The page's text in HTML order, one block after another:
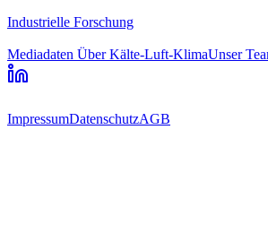
Industrielle Forschung
Mediadaten Über Kälte-Luft-KlimaUnser
ImpressumDatenschutzAGB